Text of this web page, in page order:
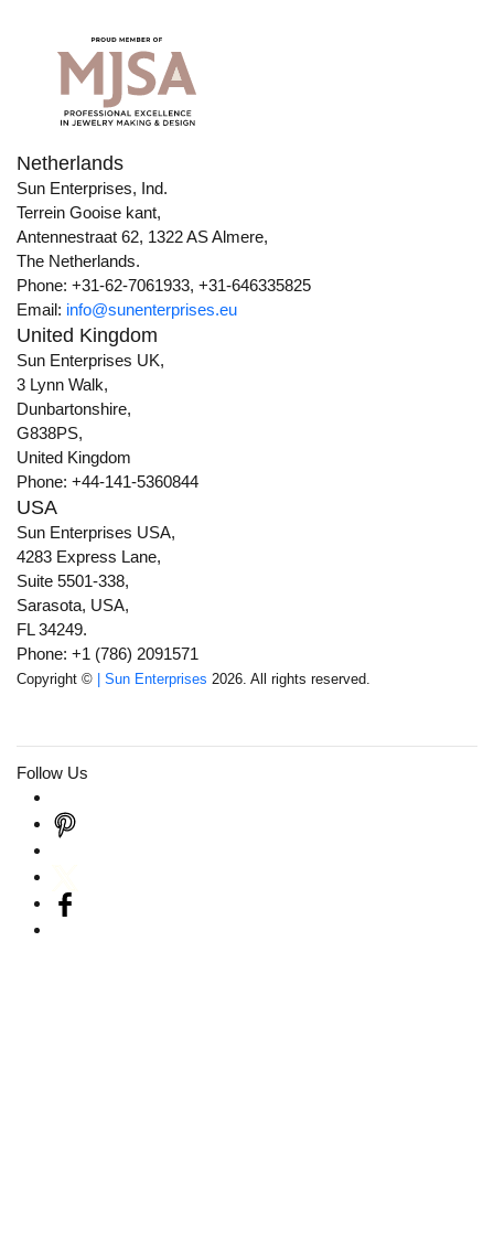
Netherlands
Sun Enterprises, Ind.
Terrein Gooise kant,
Antennestraat 62, 1322 AS Almere,
The Netherlands.
Phone: +31-62-7061933, +31-646335825
Email: info@sunenterprises.eu
United Kingdom
Sun Enterprises UK,
3 Lynn Walk,
Dunbartonshire,
G838PS,
United Kingdom
Phone: +44-141-5360844
USA
Sun Enterprises USA,
4283 Express Lane,
Suite 5501-338,
Sarasota, USA,
FL 34249.
Phone: +1 (786) 2091571
Copyright © | Sun Enterprises 2026. All rights reserved.
Follow Us